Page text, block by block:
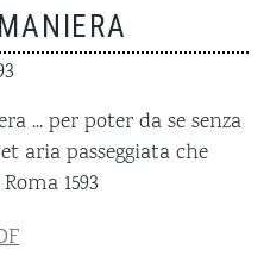
... per poter da se senza
aria passeggiata che
1593